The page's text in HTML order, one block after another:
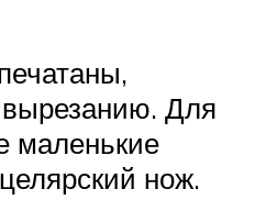
вырезанию. Для
маленькие
нож.